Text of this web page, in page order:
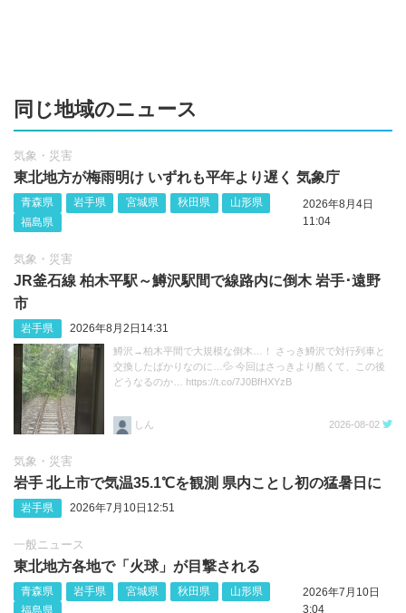
同じ地域のニュース
気象・災害
東北地方が梅雨明け いずれも平年より遅く 気象庁
青森県 岩手県 宮城県 秋田県
山形県
福島県
2026年8月4日
11:04
気象・災害
JR釜石線 柏木平駅～鱒沢駅間で線路内に倒木 岩手･遠野
市
岩手県 2026年8月2日14:31
鱒沢→柏木平間で大規模な倒木…！ さっき鱒沢で対行列車と
交換したばかりなのに…💦 今回はさっきより酷くて、この後
どうなるのか… https://t.co/7J0BfHXYzB
しん 2026-08-02
気象・災害
岩手 北上市で気温35.1℃を観測 県内ことし初の猛暑日に
岩手県 2026年7月10日12:51
一般ニュース
東北地方各地で「火球」が目撃される
青森県 岩手県 宮城県 秋田県
山形県
2026年7月10日
3:04